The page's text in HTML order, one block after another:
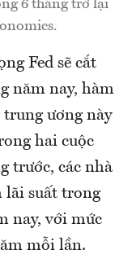
6 tháng trở lại
Fed sẽ cắt
năm nay, hàm
ương này
hai cuộc
trước, các nhà
lãi suất trong
nay, với mức
mỗi lần.